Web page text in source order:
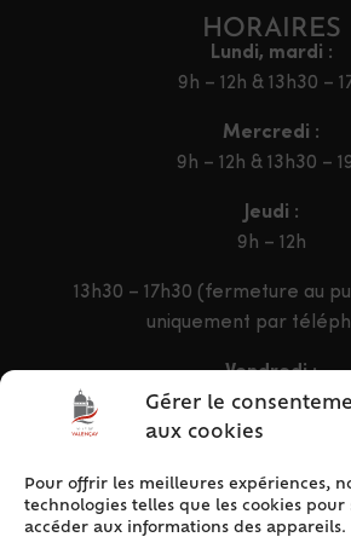
Gérer le
aux cookies
Pour offrir les meilleures expériences,
technologies telles que les cookies pour
accéder aux informations des
HORAIRES
Lundi, mardi :
9h – 12h & 13h30 –
Mercredi :
9h – 12h & 13h30 –
Jeudi :
9h – 12h
13h30 – 17h30 (fermeture au
uniquement par
Vendredi :
9h – 12h & 13h30 –
ACCÈS
Accueil